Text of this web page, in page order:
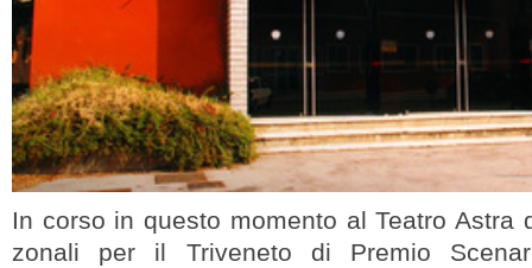
In corso in questo momento al Teatro Astra
zonali per il Triveneto di Premio